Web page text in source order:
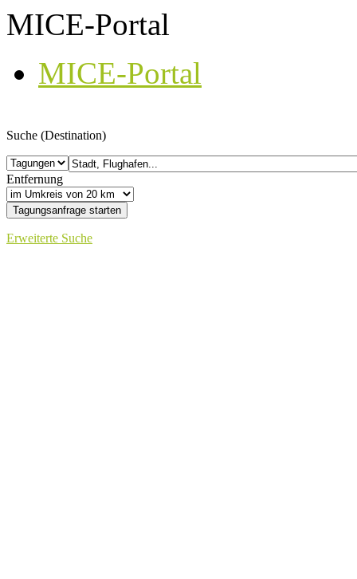
MICE-Portal
MICE-Portal
Suche (Destination)
Entfernung
Erweiterte Suche